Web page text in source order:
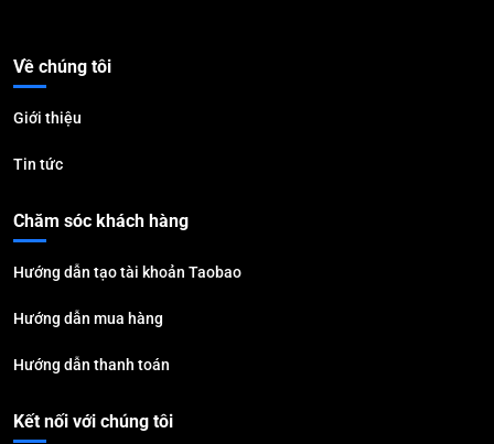
Về chúng tôi
Giới thiệu
Tin tức
Chăm sóc khách hàng
Hướng dẫn tạo tài khoản Taobao
Hướng dẫn mua hàng
Hướng dẫn thanh toán
Kết nối với chúng tôi